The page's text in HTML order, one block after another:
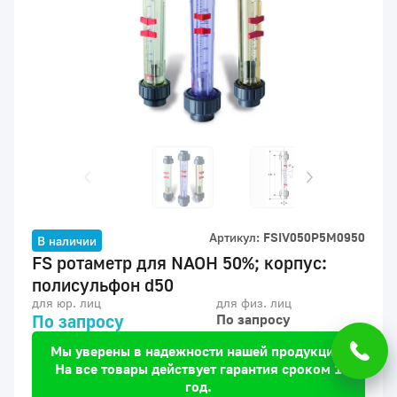
В наличии Артикул: FSIV050P5M0950
FS ротаметр для NAOH 50%; корпус:
полисульфон d50
для юр. лиц
По запросу
для физ. лиц
По запросу
Мы уверены в надежности нашей продукции.
На все товары действует гарантия сроком 1
год.